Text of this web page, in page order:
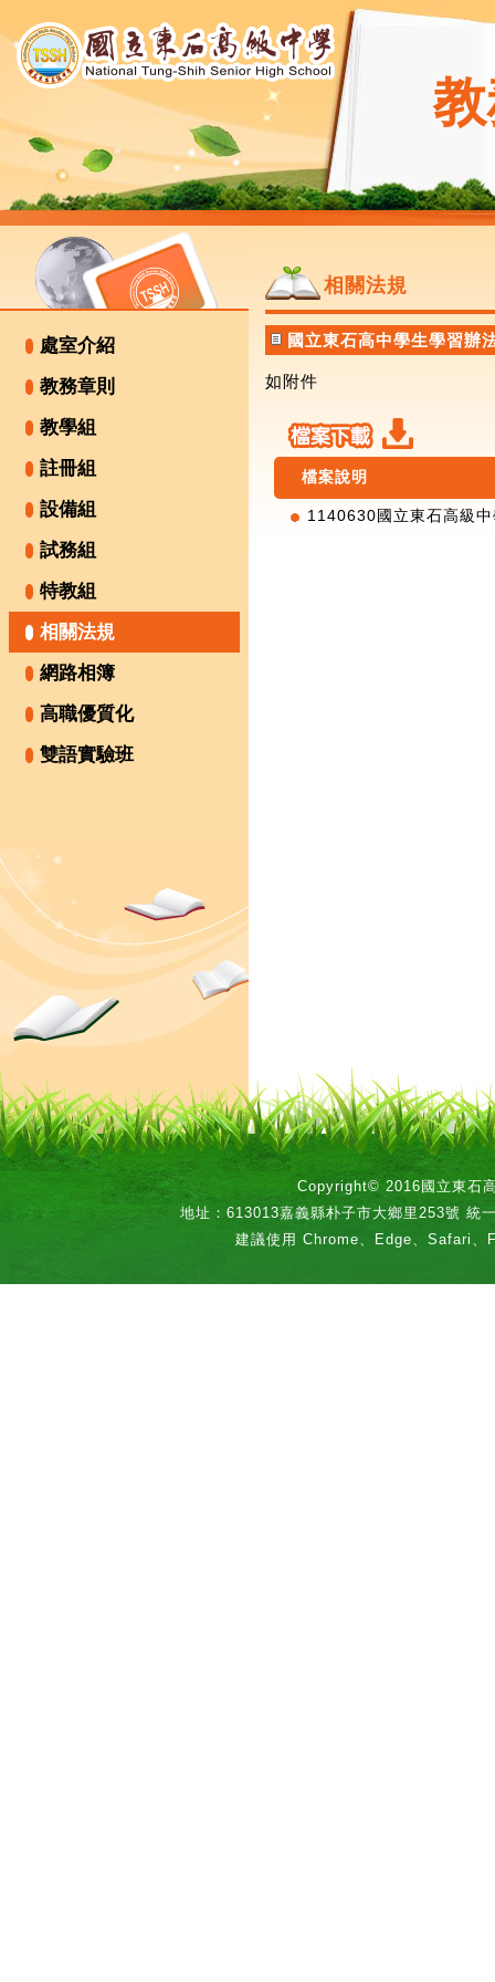
處室介紹
教務章則
教學組
註冊組
設備組
試務組
特教組
相關法規
網路相簿
高職優質化
雙語實驗班
相關法規
國立東石高中學生學習辦
如附件
檔案說明
1140630國立東石高級
Copyright© 2016國立東石
地址：613013嘉義縣朴子市大鄉里253號 統
建議使用 Chrome、Edge、Safari